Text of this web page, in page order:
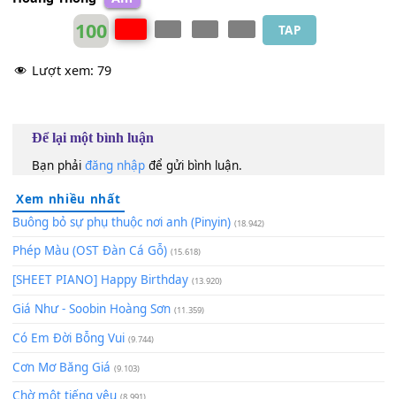
Nhiều khi hoang[D] [Am]rồi
sao vô [Am]tình, đời[D]sao hững
100
Lượt xem: 79
Để lại một bình luận
Xem nhiều nhất
Phép Màu (OST Đàn Cá Gỗ)